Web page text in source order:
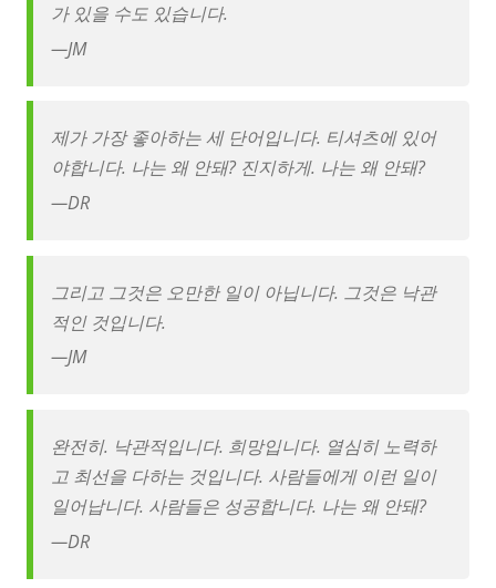
가 있을 수도 있습니다.
—JM
제가 가장 좋아하는 세 단어입니다. 티셔츠에 있어
야합니다. 나는 왜 안돼? 진지하게. 나는 왜 안돼?
—DR
그리고 그것은 오만한 일이 아닙니다. 그것은 낙관
적인 것입니다.
—JM
완전히. 낙관적입니다. 희망입니다. 열심히 노력하
고 최선을 다하는 것입니다. 사람들에게 이런 일이
일어납니다. 사람들은 성공합니다. 나는 왜 안돼?
—DR